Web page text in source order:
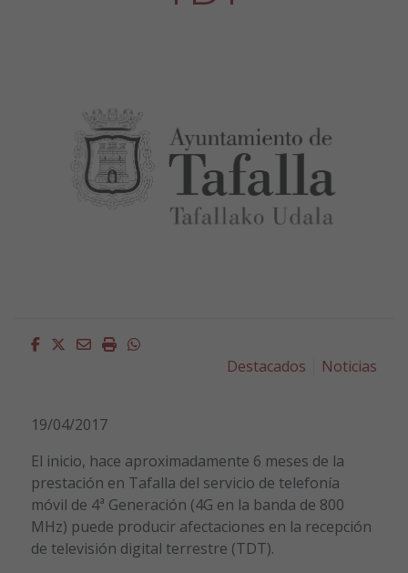
Facebook
Twitter
EmailImprimirWhatsapp
Destacados
Noticias
19/04/2017
El inicio, hace aproximadamente 6 meses de la
prestación en Tafalla del servicio de telefonía
móvil de 4ª Generación (4G en la banda de 800
MHz) puede producir afectaciones en la recepción
de televisión digital terrestre (TDT).